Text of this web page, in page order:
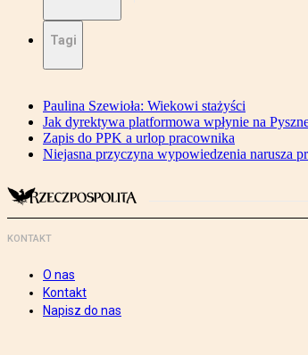
Tagi
Paulina Szewioła: Wiekowi stażyści
Jak dyrektywa platformowa wpłynie na
Zapis do PPK a urlop pracownika
Niejasna przyczyna wypowiedzenia narusza
KONTAKT
O nas
Kontakt
Napisz do nas